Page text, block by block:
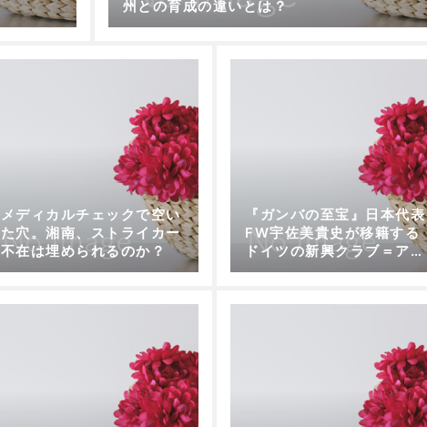
州との育成の違いとは？
メディカルチェックで空い
た穴。湘南、ストライカー
不在は埋められるのか？
『ガンバの至宝』日本代表
FW宇佐美貴史が移籍する
ドイツの新興クラブ＝アウ
クスブルグを考察